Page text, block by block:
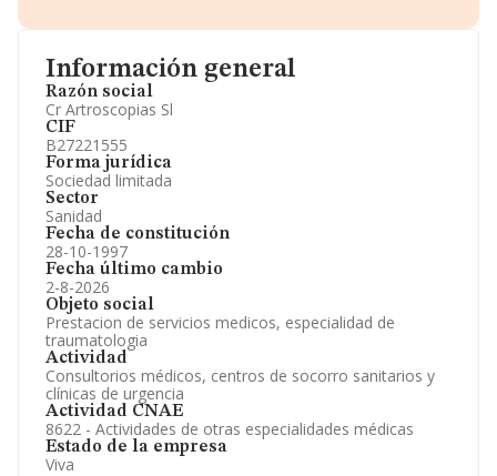
Información general
Razón social
Cr Artroscopias Sl
CIF
B27221555
Forma jurídica
Sociedad limitada
Sector
Sanidad
Fecha de constitución
28-10-1997
Fecha último cambio
2-8-2026
Objeto social
Prestacion de servicios medicos, especialidad de
traumatologia
Actividad
Consultorios médicos, centros de socorro sanitarios y
clínicas de urgencia
Actividad CNAE
8622 - Actividades de otras especialidades médicas
Estado de la empresa
Viva
Información oficial y registral complementaria.